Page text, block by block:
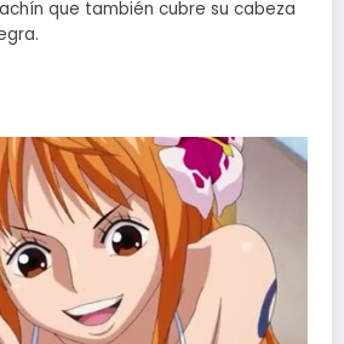
que también cubre su cabeza